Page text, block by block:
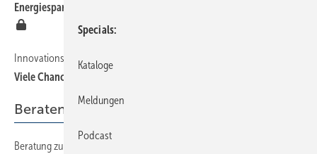
Energiesparen darf nicht zulasten der Trinkwasserhygiene gehen
Innovations-Forum 2022
Viele C hancen für den Berufsstand
Beraten + Verkaufen
Beratung zum digitalen Erlebnis ausgebaut
Specials
Kataloge
Meldungen
Podcast